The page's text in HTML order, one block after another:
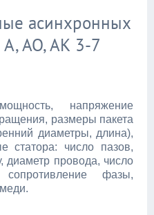
асинхронных
А, АО, АК 3-7
напряжение
размеры пакета
диаметры, длина),
статора: число пазов,
диаметр провода, число
фазы,